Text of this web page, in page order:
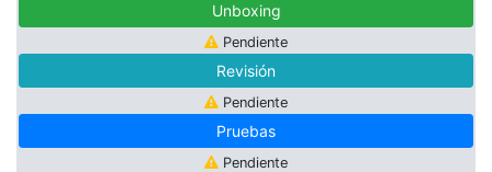
Unboxing
Pendiente
Revisión
Pendiente
Pruebas
Pendiente